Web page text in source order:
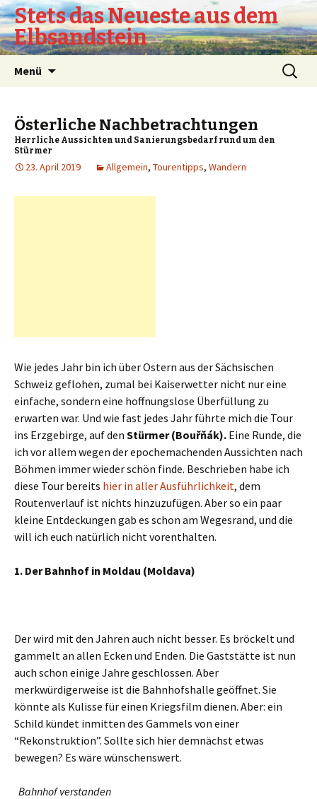
Stets das Neueste aus dem
Elbsandstein
Menü
Suchen
nach:
Österliche Nachbetrachtungen
Herrliche Aussichten und Sanierungsbedarf rund um den
Stürmer
23. April 2019 Allgemein, Tourentipps, Wandern
Wie jedes Jahr bin ich über Ostern aus der Sächsischen
Schweiz geflohen, zumal bei Kaiserwetter nicht nur eine
einfache, sondern eine hoffnungslose Überfüllung zu
erwarten war. Und wie fast jedes Jahr führte mich die Tour
ins Erzgebirge, auf den Stürmer (Bouřňák). Eine Runde, die
ich vor allem wegen der epochemachenden Aussichten nach
Böhmen immer wieder schön finde. Beschrieben habe ich
diese Tour bereits hier in aller Ausführlichkeit, dem
Routenverlauf ist nichts hinzuzufügen. Aber so ein paar
kleine Entdeckungen gab es schon am Wegesrand, und die
will ich euch natürlich nicht vorenthalten.
1. Der Bahnhof in Moldau (Moldava)
Der wird mit den Jahren auch nicht besser. Es bröckelt und
gammelt an allen Ecken und Enden. Die Gaststätte ist nun
auch schon einige Jahre geschlossen. Aber
merkwürdigerweise ist die Bahnhofshalle geöffnet. Sie
könnte als Kulisse für einen Kriegsfilm dienen. Aber: ein
Schild kündet inmitten des Gammels von einer
“Rekonstruktion”. Sollte sich hier demnächst etwas
bewegen? Es wäre wünschenswert.
Bahnhof verstanden